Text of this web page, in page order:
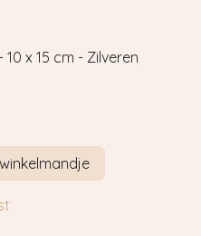
x 15 cm - Zilveren